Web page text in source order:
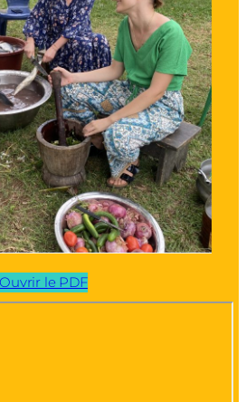
Ouvrir le PDF